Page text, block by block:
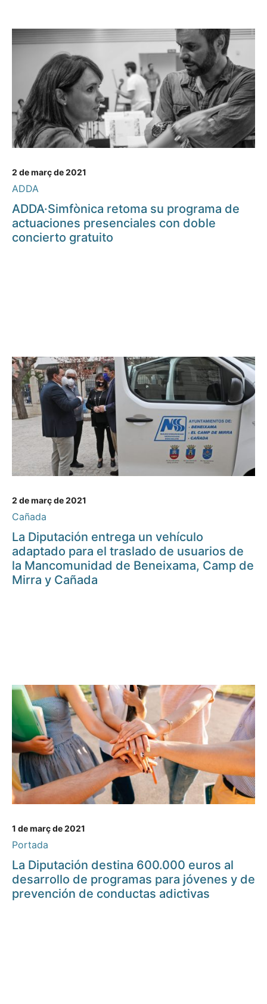
2 de març de 2021
ADDA
ADDA·Simfònica retoma su programa de
actuaciones presenciales con doble
concierto gratuito
2 de març de 2021
Cañada
La Diputación entrega un vehículo
adaptado para el traslado de usuarios de
la Mancomunidad de Beneixama, Camp de
Mirra y Cañada
1 de març de 2021
Portada
La Diputación destina 600.000 euros al
desarrollo de programas para jóvenes y de
prevención de conductas adictivas